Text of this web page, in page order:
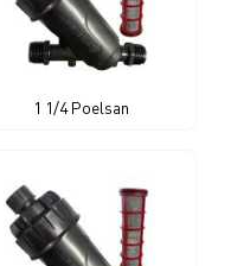
1 1/4 Poelsan